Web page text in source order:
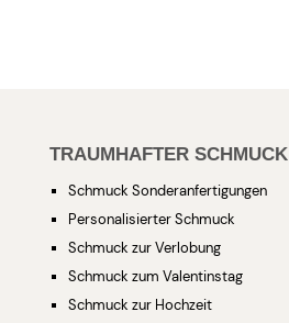
TRAUMHAFTER SCHMUCK
Schmuck Sonderanfertigungen
Personalisierter Schmuck
Schmuck zur Verlobung
Schmuck zum Valentinstag
Schmuck zur Hochzeit